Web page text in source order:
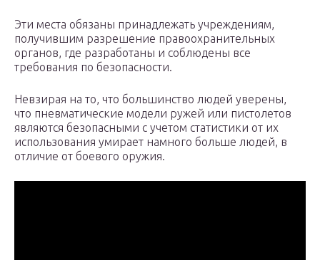
Эти места обязаны принадлежать учреждениям,
получившим разрешение правоохранительных
органов, где разработаны и соблюдены все
требования по безопасности.
Невзирая на то, что большинство людей уверены,
что пневматические модели ружей или пистолетов
являются безопасными с учетом статистики от их
использования умирает намного больше людей, в
отличие от боевого оружия.